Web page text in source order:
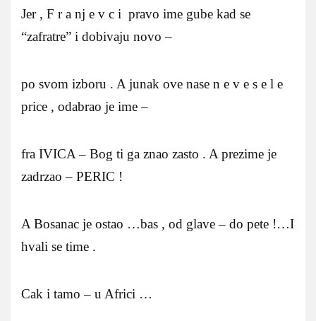
Jer , F r a nj e v c i pravo ime gube kad se
“zafratre” i dobivaju novo –
po svom izboru . A junak ove nase n e v e s e l e
price , odabrao je ime –
fra IVICA – Bog ti ga znao zasto . A prezime je
zadrzao – PERIC !
A Bosanac je ostao …bas , od glave – do pete !…I
hvali se time .
Cak i tamo – u Africi …